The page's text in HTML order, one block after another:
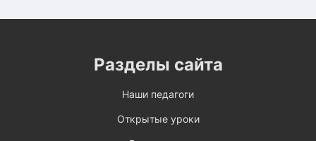
Разделы сайта
Наши педагоги
Открытые уроки